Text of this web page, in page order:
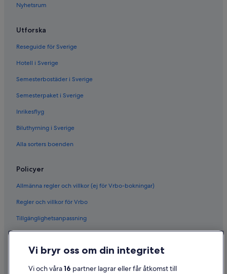
Nyhetsrum
Utforska
Reseguide för Sverige
Hotell i Sverige
Semesterbostäder i Sverige
Semesterpaket i Sverige
Inrikesflyg
Biluthyrning i Sverige
Alla sorters boenden
Policyer
Allmänna regler och villkor (ej för Vrbo-bokningar)
Regler och villkor för Vrbo
Tillgänglighetsanpassning
Sekretess
Cookies
Användarvillkor
Vi bryr oss om din integritet
Vi och våra16 partner lagrar eller får åtkomst till